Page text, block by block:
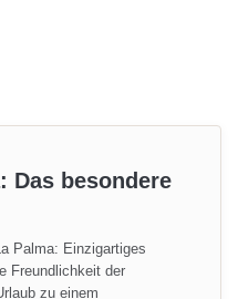
Das besondere
Palma: Einzigartiges
Freundlichkeit der
zu einem